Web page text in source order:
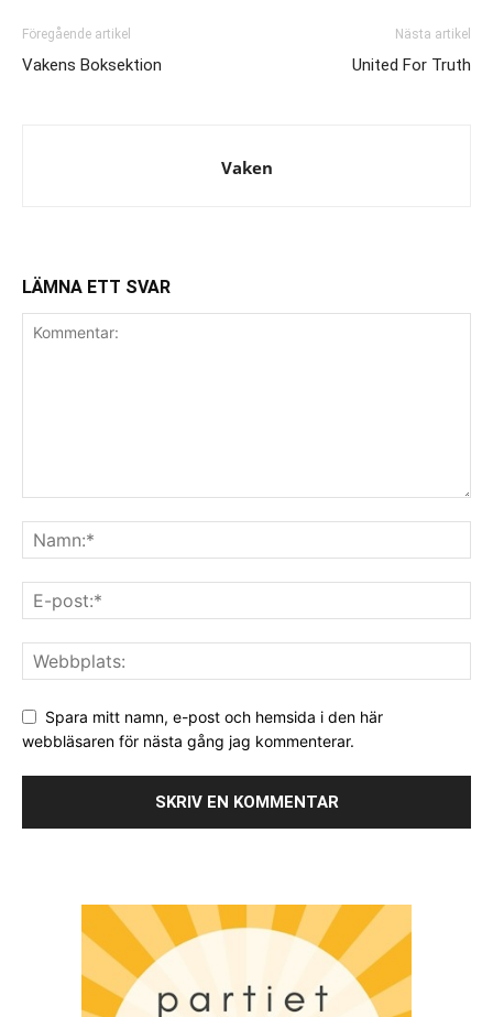
Föregående artikel
Vakens Boksektion
Nästa artikel
United For Truth
Vaken
LÄMNA ETT SVAR
Spara mitt namn, e-post och hemsida i den här
webbläsaren för nästa gång jag kommenterar.